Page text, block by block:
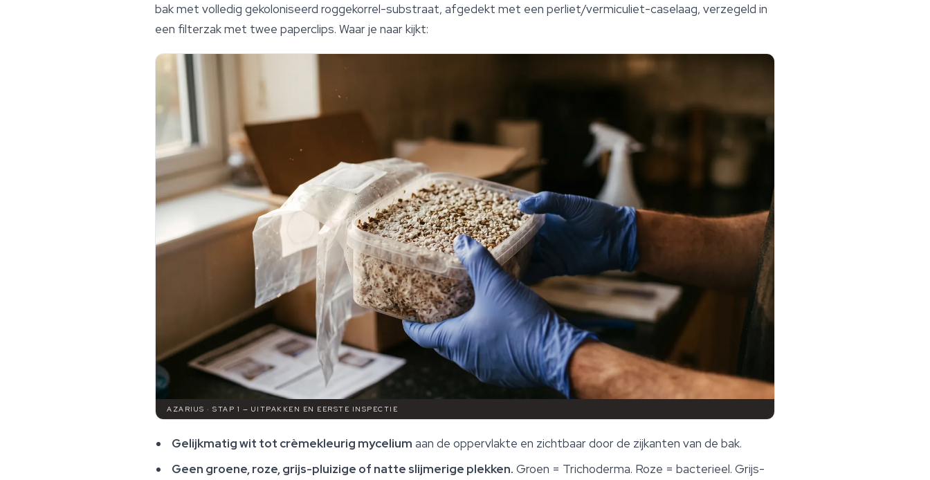
bak met volledig gekoloniseerd roggekorrel-substraat, afgedekt met een perliet/vermiculiet-caselaag, verzegeld in
een filterzak met twee paperclips. Waar je naar kijkt:
AZARIUS · STAP 1 — UITPAKKEN EN EERSTE INSPECTIE
Gelijkmatig wit tot crèmekleurig mycelium aan de oppervlakte en zichtbaar door de zijkanten van de bak.
Geen groene, roze, grijs-pluizige of natte slijmerige plekken. Groen = Trichoderma. Roze = bacterieel. Grijs-